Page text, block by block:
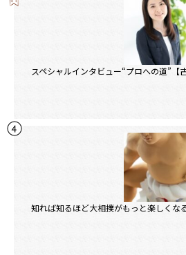
スペシャルインタビュー“プロへの道”【
知れば知るほど大相撲がもっと楽しくな